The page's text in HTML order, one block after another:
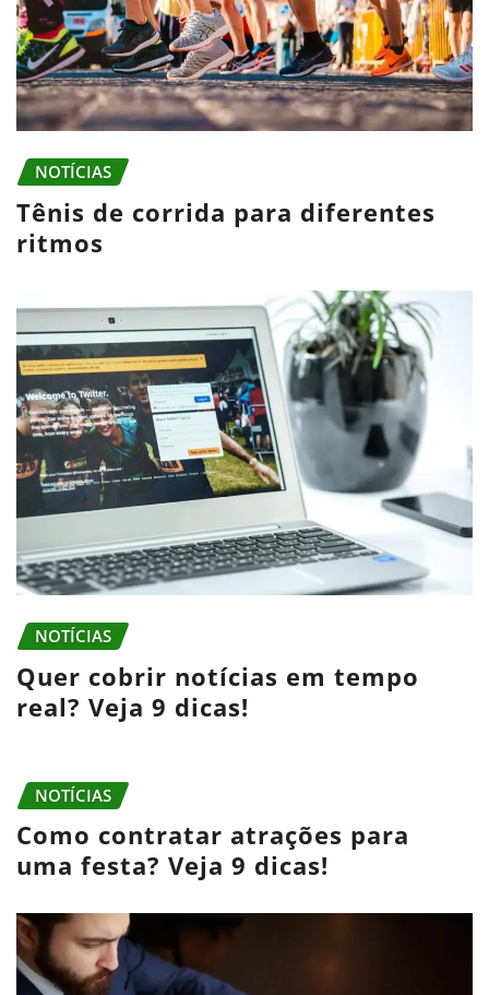
NOTÍCIAS
Tênis de corrida para diferentes
ritmos
NOTÍCIAS
Quer cobrir notícias em tempo
real? Veja 9 dicas!
NOTÍCIAS
Como contratar atrações para
uma festa? Veja 9 dicas!